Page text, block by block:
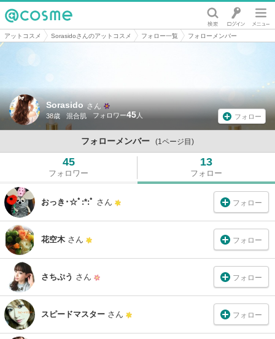
@cosme
アットコスメ Sorasidoさんのアットコスメ フォロー一覧 フォローメンバー
Sorasido さん
38歳 混合肌 45 フォロー
フォローメンバー (1ページ目)
45
フォロワー
13
フォロー
おっき･☆ﾟ:*:ﾟ さん フォロー
花空木 さん フォロー
さちぷう さん フォロー
スピードマスター さん フォロー